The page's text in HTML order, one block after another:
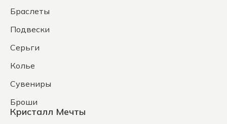
Браслеты
Подвески
Серьги
Колье
Сувениры
Броши
Кристалл Мечты